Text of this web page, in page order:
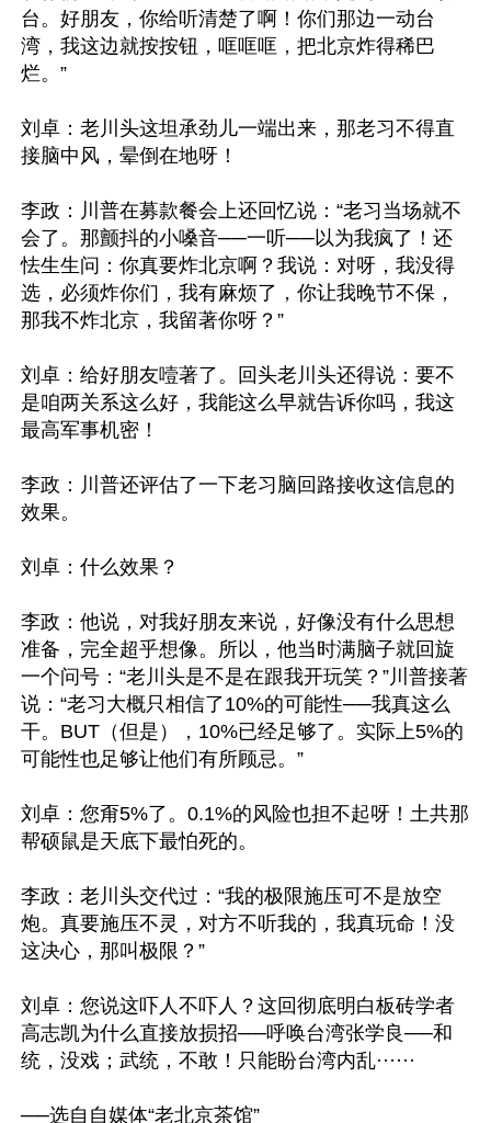
台。好朋友，你给听清楚了啊！你们那边一动台
湾，我这边就按按钮，哐哐哐，把北京炸得稀巴
烂。”
刘卓：老川头这坦承劲儿一端出来，那老习不得直
接脑中风，晕倒在地呀！
李政：川普在募款餐会上还回忆说：“老习当场就不
会了。那颤抖的小嗓音──一听──以为我疯了！还
怯生生问：你真要炸北京啊？我说：对呀，我没得
选，必须炸你们，我有麻烦了，你让我晚节不保，
那我不炸北京，我留著你呀？”
刘卓：给好朋友噎著了。回头老川头还得说：要不
是咱两关系这么好，我能这么早就告诉你吗，我这
最高军事机密！
李政：川普还评估了一下老习脑回路接收这信息的
效果。
刘卓：什么效果？
李政：他说，对我好朋友来说，好像没有什么思想
准备，完全超乎想像。所以，他当时满脑子就回旋
一个问号：“老川头是不是在跟我开玩笑？”川普接著
说：“老习大概只相信了10%的可能性──我真这么
干。BUT（但是），10%已经足够了。实际上5%的
可能性也足够让他们有所顾忌。”
刘卓：您甭5%了。0.1%的风险也担不起呀！土共那
帮硕鼠是天底下最怕死的。
李政：老川头交代过：“我的极限施压可不是放空
炮。真要施压不灵，对方不听我的，我真玩命！没
这决心，那叫极限？”
刘卓：您说这吓人不吓人？这回彻底明白板砖学者
高志凯为什么直接放损招──呼唤台湾张学良──和
统，没戏；武统，不敢！只能盼台湾内乱······
──选自自媒体“老北京茶馆”